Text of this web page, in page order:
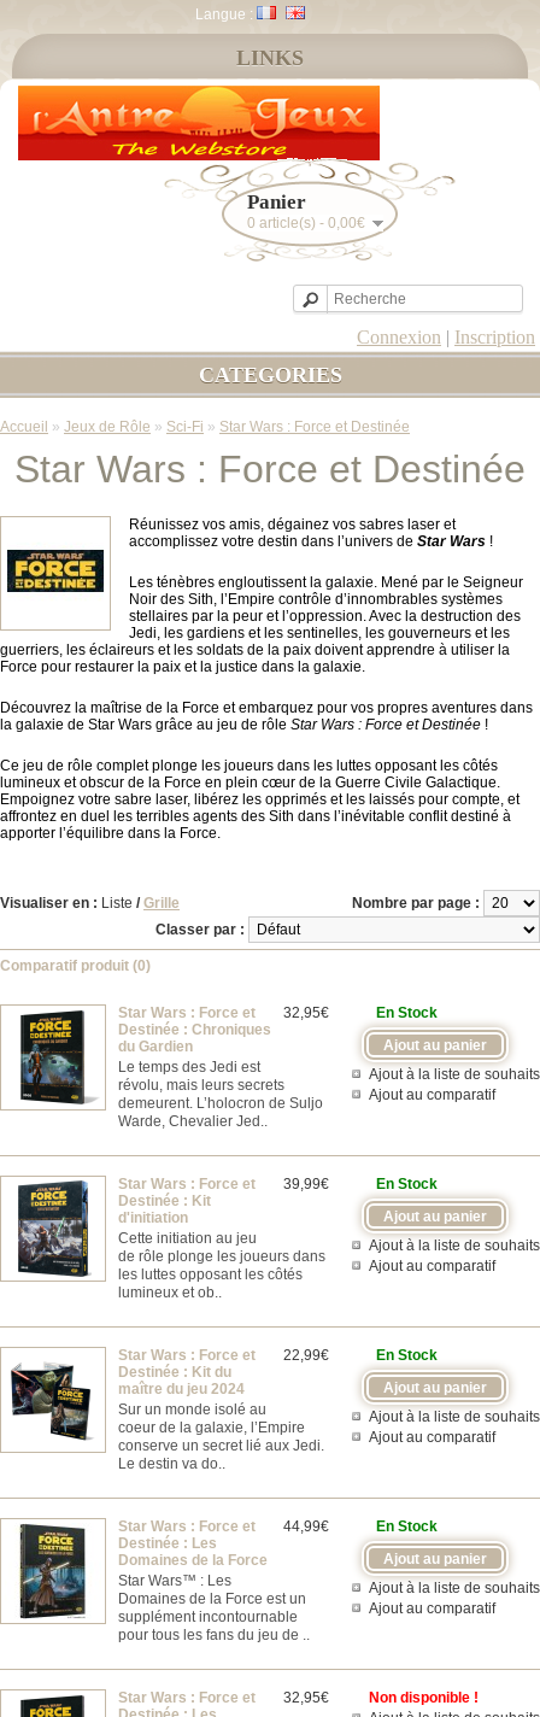
Langue :
Panier
0 article(s) - 0,00€
Connexion | Inscription
LINKS
CATEGORIES
Accueil » Jeux de Rôle » Sci-Fi » Star Wars : Force et Destinée
Star Wars : Force et Destinée
Réunissez vos amis, dégainez vos sabres laser et
accomplissez votre destin dans l’univers de Star Wars !
Les ténèbres engloutissent la galaxie. Mené par le Seigneur
Noir des Sith, l’Empire contrôle d’innombrables systèmes
stellaires par la peur et l’oppression. Avec la destruction des
Jedi, les gardiens et les sentinelles, les gouverneurs et les
guerriers, les éclaireurs et les soldats de la paix doivent apprendre à utiliser la
Force pour restaurer la paix et la justice dans la galaxie.
Découvrez la maîtrise de la Force et embarquez pour vos propres aventures dans
la galaxie de Star Wars grâce au jeu de rôle Star Wars : Force et Destinée !
Ce jeu de rôle complet plonge les joueurs dans les luttes opposant les côtés
lumineux et obscur de la Force en plein cœur de la Guerre Civile Galactique.
Empoignez votre sabre laser, libérez les opprimés et les laissés pour compte, et
affrontez en duel les terribles agents des Sith dans l’inévitable conflit destiné à
apporter l’équilibre dans la Force.
Visualiser en : Liste / Grille
Nombre par page :
Classer par :
Comparatif produit (0)
En Stock
Ajout à la liste de souhaits
Ajout au comparatif
32,95€
Star Wars : Force et
Destinée : Chroniques
du Gardien
Le temps des Jedi est
révolu, mais leurs secrets
demeurent. L’holocron de Suljo
Warde, Chevalier Jed..
En Stock
Ajout à la liste de souhaits
Ajout au comparatif
39,99€
Star Wars : Force et
Destinée : Kit
d'initiation
Cette initiation au jeu
de rôle plonge les joueurs dans
les luttes opposant les côtés
lumineux et ob..
En Stock
Ajout à la liste de souhaits
Ajout au comparatif
22,99€
Star Wars : Force et
Destinée : Kit du
maître du jeu 2024
Sur un monde isolé au
coeur de la galaxie, l’Empire
conserve un secret lié aux Jedi.
Le destin va do..
En Stock
Ajout à la liste de souhaits
Ajout au comparatif
44,99€
Star Wars : Force et
Destinée : Les
Domaines de la Force
Star Wars™ : Les
Domaines de la Force est un
supplément incontournable
pour tous les fans du jeu de ..
Non disponible !
32,95€
Star Wars : Force et